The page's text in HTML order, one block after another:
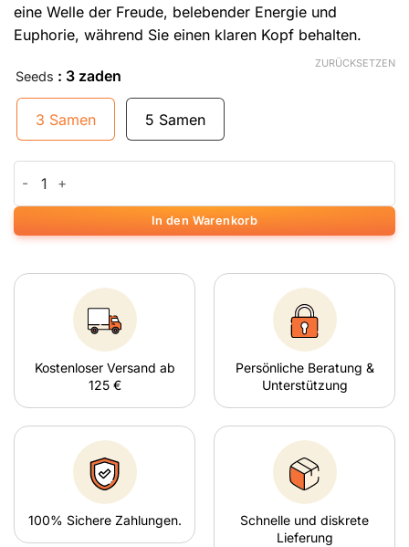
eine Welle der Freude, belebender Energie und
Euphorie, während Sie einen klaren Kopf behalten.
Seeds : 3 zaden
3 Samen 5 Samen
ZURÜCKSETZEN
In den Warenkorb
Kostenloser Versand ab
125 €
Persönliche Beratung &
Unterstützung
100% Sichere Zahlungen.
Schnelle und diskrete
Lieferung